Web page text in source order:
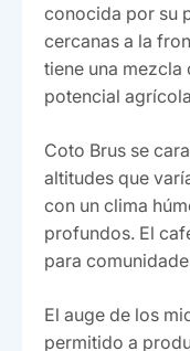
conocida por su
cercanas a la
tiene una mezcla
potencial
Coto Brus se
altitudes que
con un clima
profundos. El
para
El auge de los
permitido a